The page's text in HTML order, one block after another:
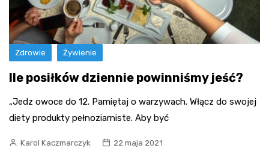
Zdrowie Żywienie
Ile posiłków dziennie powinniśmy jeść?
„Jedz owoce do 12. Pamiętaj o warzywach. Włącz do swojej
diety produkty pełnoziarniste. Aby być
Karol Kaczmarczyk 22 maja 2021